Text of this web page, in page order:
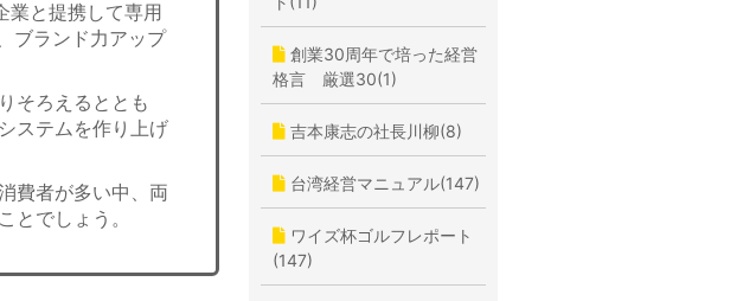
と提携して専用
ブランド力アップ
そろえるととも
ステムを作り上げ
費者が多い中、両
とでしょう。
創業30周年で培った経営
格言 厳選30(1)
吉本康志の社長川柳(8)
台湾経営マニュアル(147)
ワイズ杯ゴルフレポート
(147)